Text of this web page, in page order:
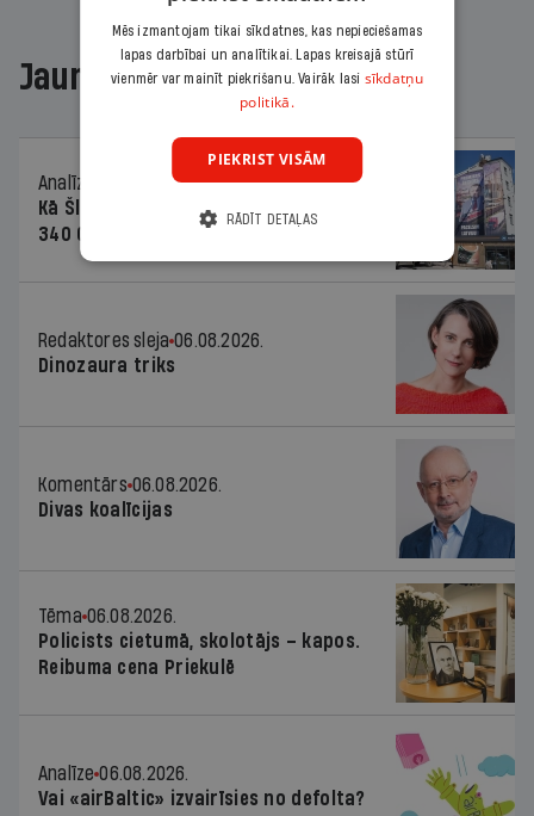
Jaunākajā žurnālā
Analīze
06.08.2026.
Kā Šlesera partija palika nesodīta par
340 000 vērtu reklāmas kampaņu
Redaktores sleja 06.08.2026.
Dinozaura triks
Komentārs 06.08.2026.
Divas koalīcijas
Tēma 06.08.2026.
Policists cietumā, skolotājs – kapos.
Reibuma cena Priekulē
Analīze 06.08.2026.
Vai «airBaltic» izvairīsies no defolta?
Mēs izmantojam tikai sīkdatnes, kas nepieciešamas
lapas darbībai un analītikai. Lapas kreisajā stūrī
vienmēr var mainīt piekrišanu. Vairāk lasi sīkdatņu
politikā.
PIEKRIST VISĀM
RĀDĪT DETAĻAS